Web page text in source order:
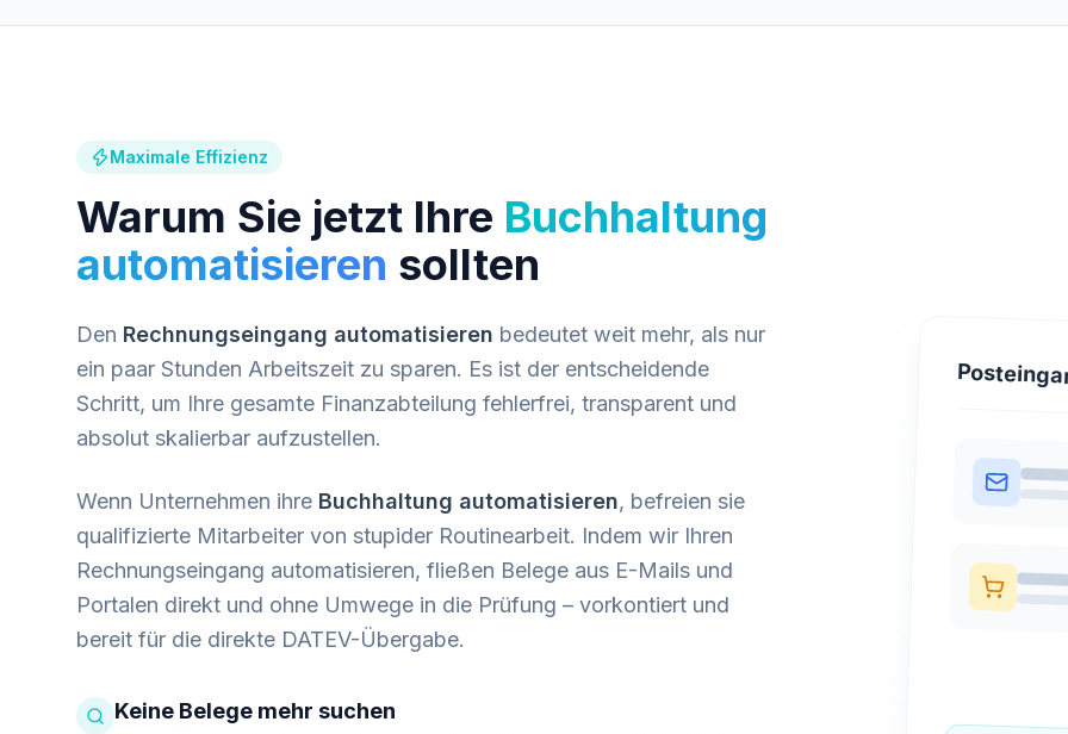
Maximale Effizienz
Warum Sie jetzt Ihre Buchhaltung
automatisieren sollten
Den Rechnungseingang automatisieren bedeutet weit mehr, als nur
ein paar Stunden Arbeitszeit zu sparen. Es ist der entscheidende
Schritt, um Ihre gesamte Finanzabteilung fehlerfrei, transparent und
absolut skalierbar aufzustellen.
Wenn Unternehmen ihre Buchhaltung automatisieren, befreien sie
qualifizierte Mitarbeiter von stupider Routinearbeit. Indem wir Ihren
Rechnungseingang automatisieren, fließen Belege aus E-Mails und
Portalen direkt und ohne Umwege in die Prüfung – vorkontiert und
bereit für die direkte DATEV-Übergabe.
Keine Belege mehr suchen